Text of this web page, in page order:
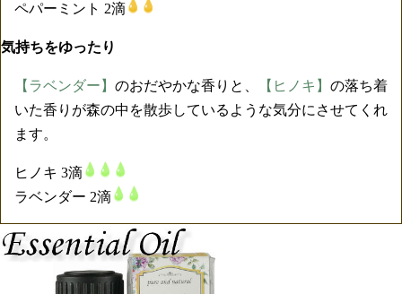
ペパーミント 2滴
気持ちをゆったり
【ラベンダー】 のおだやかな香りと、 【ヒノキ】 の落ち着
いた香りが森の中を散歩しているような気分にさせてくれ
ます。
ヒノキ 3滴
ラベンダー 2滴